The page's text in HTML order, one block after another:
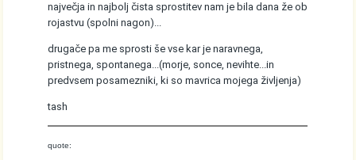
največja in najbolj čista sprostitev nam je bila dana že ob
rojastvu (spolni nagon)...
drugače pa me sprosti še vse kar je naravnega,
pristnega, spontanega...(morje, sonce, nevihte...in
predvsem posamezniki, ki so mavrica mojega življenja)
tash
quote: